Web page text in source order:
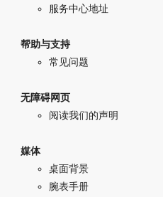
服务中心地址
帮助与支持
常见问题
无障碍网页
阅读我们的声明
媒体
桌面背景
腕表手册